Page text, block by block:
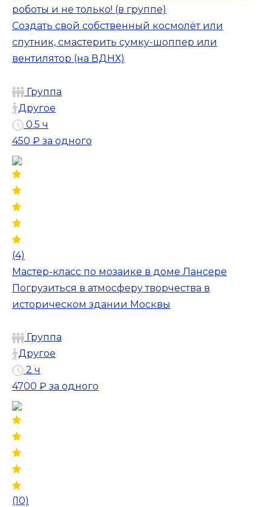
роботы и не только! (в группе)
Создать свой собственный космолёт или
спутник, смастерить сумку-шоппер или
вентилятор (на ВДНХ)
Группа
Другое
0.5 ч
450 ₽ за одного
(4)
Мастер-класс по мозаике в доме Лансере
Погрузиться в атмосферу творчества в
историческом здании Москвы
Группа
Другое
2 ч
4700 ₽ за одного
(10)